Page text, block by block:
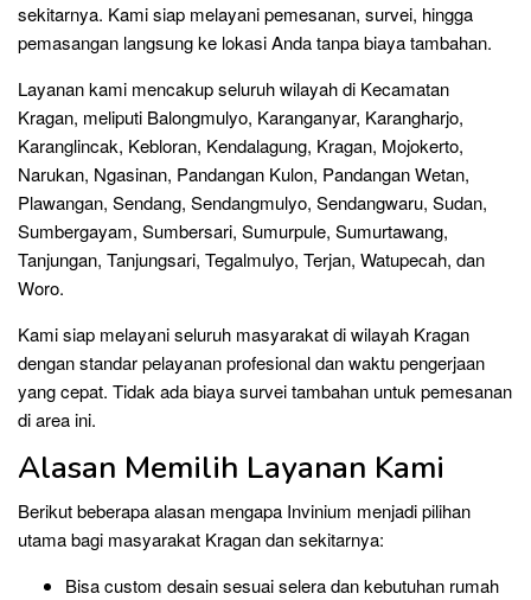
sekitarnya. Kami siap melayani pemesanan, survei, hingga
pemasangan langsung ke lokasi Anda tanpa biaya tambahan.
Layanan kami mencakup seluruh wilayah di Kecamatan
Kragan, meliputi Balongmulyo, Karanganyar, Karangharjo,
Karanglincak, Kebloran, Kendalagung, Kragan, Mojokerto,
Narukan, Ngasinan, Pandangan Kulon, Pandangan Wetan,
Plawangan, Sendang, Sendangmulyo, Sendangwaru, Sudan,
Sumbergayam, Sumbersari, Sumurpule, Sumurtawang,
Tanjungan, Tanjungsari, Tegalmulyo, Terjan, Watupecah, dan
Woro.
Kami siap melayani seluruh masyarakat di wilayah Kragan
dengan standar pelayanan profesional dan waktu pengerjaan
yang cepat. Tidak ada biaya survei tambahan untuk pemesanan
di area ini.
Alasan Memilih Layanan Kami
Berikut beberapa alasan mengapa Invinium menjadi pilihan
utama bagi masyarakat Kragan dan sekitarnya:
Bisa custom desain sesuai selera dan kebutuhan rumah